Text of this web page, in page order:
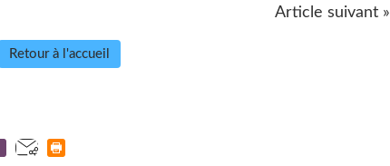
Article suivant »
Retour à l'accueil